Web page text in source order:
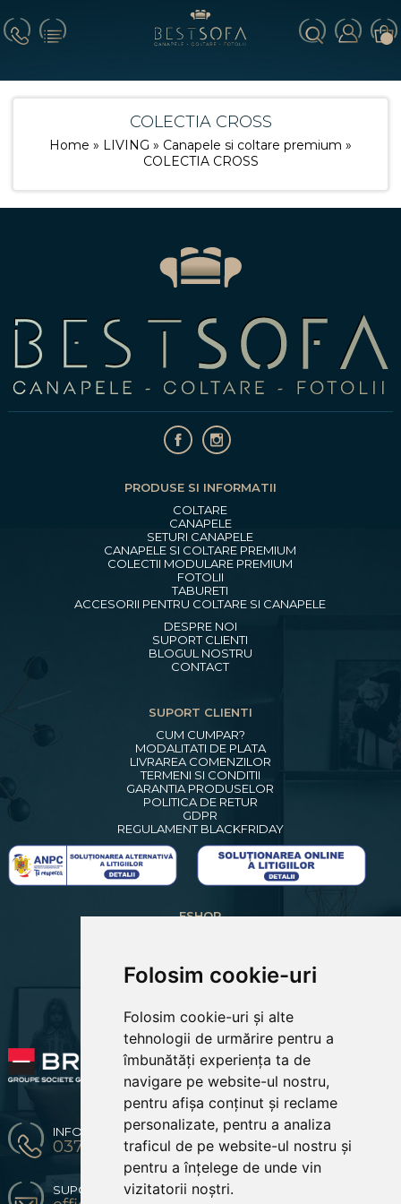
Folosim cookie-uri
Folosim cookie-uri și alte
tehnologii de urmărire pentru a
îmbunătăți experiența ta de
navigare pe website-ul nostru,
pentru afișa conținut și reclame
personalizate, pentru a analiza
traficul de pe website-ul nostru și
pentru a înțelege de unde vin
vizitatorii noștri.
COLECTIA CROSS
Home » LIVING » Canapele si coltare premium »
COLECTIA CROSS
PRODUSE SI INFORMATII
COLTARE
CANAPELE
SETURI CANAPELE
CANAPELE SI COLTARE PREMIUM
COLECTII MODULARE PREMIUM
FOTOLII
TABURETI
ACCESORII PENTRU COLTARE SI CANAPELE
DESPRE NOI
SUPORT CLIENTI
BLOGUL NOSTRU
CONTACT
SUPORT CLIENTI
CUM CUMPAR?
MODALITATI DE PLATA
LIVRAREA COMENZILOR
TERMENI SI CONDITII
GARANTIA PRODUSELOR
POLITICA DE RETUR
GDPR
REGULAMENT BLACKFRIDAY
ESHOP
RECUPERARE PAROLA
EDITARE PROFIL
PREFERINTE COOKIES
INFO & COMENZI
0371 904 216 / 0774670619
SUPORT CLIENTI